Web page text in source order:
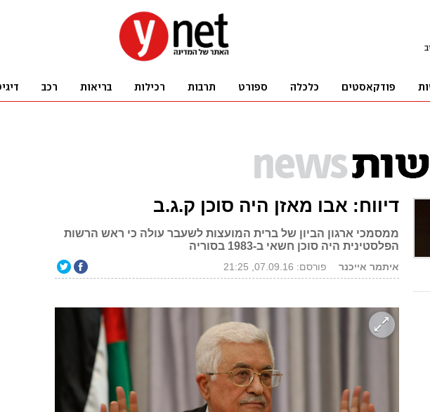
דיווח: אבו מאזן היה סוכן ק.ג.ב
ממסמכי ארגון הביון של ברית המועצות לשעבר עולה כי ראש הרשות
הפלסטינית היה סוכן חשאי ב-1983 בסוריה
איתמר אייכנר פורסם: 07.09.16, 21:25